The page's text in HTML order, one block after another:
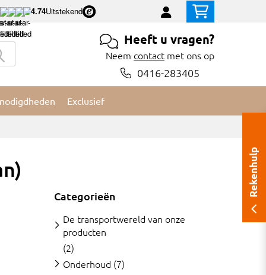
4.74Uitstekend
Heeft u vragen?
Neem contact met ons op
0416-283405
Exclusief
Categorieën
De transportwereld van onze
producten
(2)
Onderhoud (7)
Rekenhulp